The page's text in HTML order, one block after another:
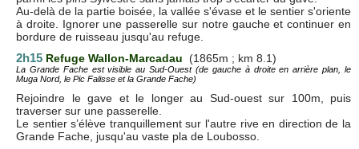
Au-delà de la partie boisée, la vallée s'évase et le sentier s'oriente
à droite. Ignorer une passerelle sur notre gauche et continuer en
bordure de ruisseau jusqu'au refuge.
2h15 Refuge Wallon-Marcadau (1865m ; km 8.1)
La Grande Fache est visible au Sud-Ouest (de gauche à droite en arrière plan, le
Muga Nord, le Pic Falisse et la Grande Fache)
Rejoindre le gave et le longer au Sud-ouest sur 100m, puis
traverser sur une passerelle.
Le sentier s’élève tranquillement sur l'autre rive en direction de la
Grande Fache, jusqu'au vaste pla de Loubosso.